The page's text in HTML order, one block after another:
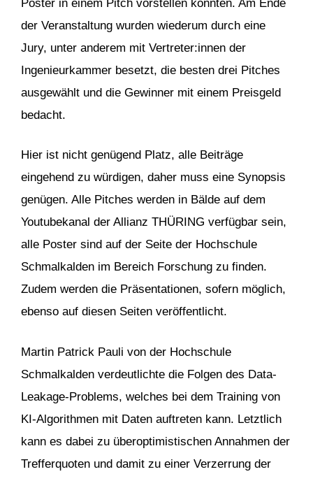
Poster in einem Pitch vorstellen konnten. Am Ende
der Veranstaltung wurden wiederum durch eine
Jury, unter anderem mit Vertreter:innen der
Ingenieurkammer besetzt, die besten drei Pitches
ausgewählt und die Gewinner mit einem Preisgeld
bedacht.
Hier ist nicht genügend Platz, alle Beiträge
eingehend zu würdigen, daher muss eine Synopsis
genügen. Alle Pitches werden in Bälde auf dem
Youtubekanal der Allianz THÜRING verfügbar sein,
alle Poster sind auf der Seite der Hochschule
Schmalkalden im Bereich Forschung zu finden.
Zudem werden die Präsentationen, sofern möglich,
ebenso auf diesen Seiten veröffentlicht.
Martin Patrick Pauli von der Hochschule
Schmalkalden verdeutlichte die Folgen des Data-
Leakage-Problems, welches bei dem Training von
KI-Algorithmen mit Daten auftreten kann. Letztlich
kann es dabei zu überoptimistischen Annahmen der
Trefferquoten und damit zu einer Verzerrung der